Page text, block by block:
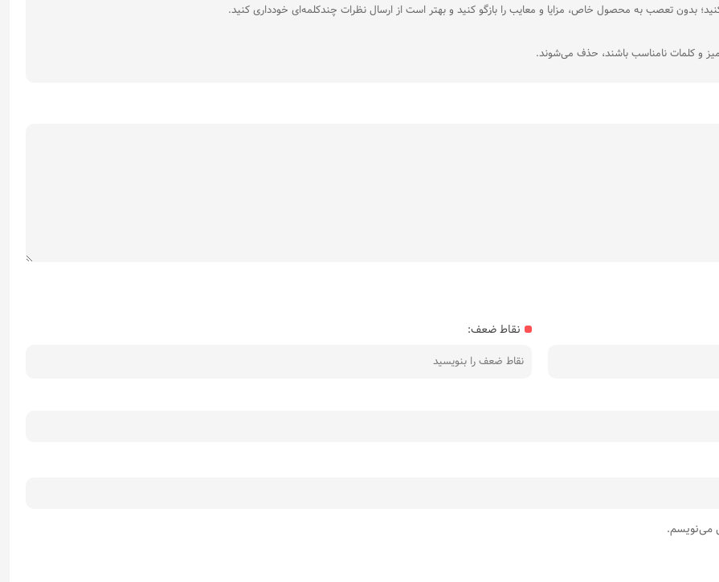
بدون تعصب به محصول خاص، مزایا و معایب را بازگو کنید و بهتر است از ارسال نظرات چندکلمه‌‌ای خودداری کنید.
و کلمات نامناسب باشند، حذف می‌شوند.
نقاط ضعف:
می‌نویسم.